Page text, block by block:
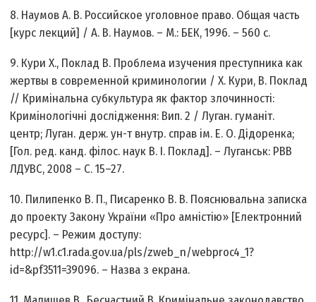
8. Наумов А. В. Российское уголовное право. Общая часть
[курс лекций] / А. В. Наумов. – М.: БЕК, 1996. – 560 с.
9. Кури Х., Поклад В. Проблема изучения преступника как
жертвы в современной криминологии / Х. Кури, В. Поклад
// Кримінальна субкультура як фактор злочинності:
Кримінологічні дослідження: Вип. 2 / Луган. гуманіт.
центр; Луган. держ. ун-т внутр. справ ім. Е. О. Дідоренка;
[Гол. ред. канд. філос. наук В. І. Поклад]. – Луганськ: РВВ
ЛДУВС, 2008 – С. 15–27.
10. Пилипенко В. П., Писаренко В. В. Пояснювальна записка
до проекту Закону України «Про амністію» [Електронний
ресурс]. – Режим доступу:
http://w1.c1.rada.gov.ua/pls/zweb_n/webproc4_1?
id=&pf3511=39096. – Назва з екрана.